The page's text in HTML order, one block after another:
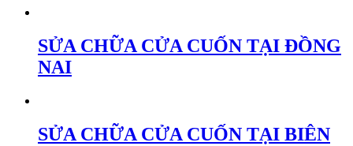
SỬA CHỮA CỬA CUỐN TẠI ĐỒNG
NAI
SỬA CHỮA CỬA CUỐN TẠI BIÊN